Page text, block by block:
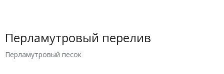
Перламутровый перелив
Перламутровый песок